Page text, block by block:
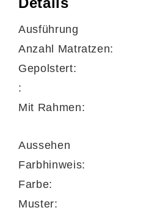
öffnende Schichtholz-
seinen 14 flexibel
Doppelelementen und
stufenlos verstellbaren
Hinzu kommt eine
Schulterkomfort- sowie
Durch diesen Aufbau
optimale Voraussetzung
erholsamen Schlaf.
Ausführung
Anzahl Matratzen:
Gepolstert:
:
Mit Rahmen:
Aussehen
Farbhinweis:
Farbe:
Muster: